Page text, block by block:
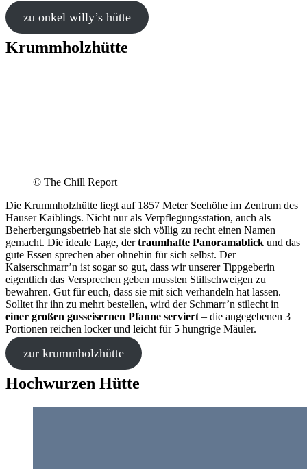
zu onkel willy’s hütte
Krummholzhütte
© The Chill Report
Die Krummholzhütte liegt auf 1857 Meter Seehöhe im Zentrum des
Hauser Kaiblings. Nicht nur als Verpflegungsstation, auch als
Beherbergungsbetrieb hat sie sich völlig zu recht einen Namen
gemacht. Die ideale Lage, dertraumhafte Panoramablick und das
gute Essen sprechen aber ohnehin für sich selbst. Der
Kaiserschmarr’n ist sogar so gut, dass wir unserer Tippgeberin
eigentlich das Versprechen geben mussten Stillschweigen zu
bewahren. Gut für euch, dass sie mit sich verhandeln hat lassen.
Solltet ihr ihn zu mehrt bestellen, wird der Schmarr’n stilecht in
einer großen gusseisernen Pfanne serviert – die angegebenen 3
Portionen reichen locker und leicht für 5 hungrige Mäuler.
zur krummholzhütte
Hochwurzen Hütte